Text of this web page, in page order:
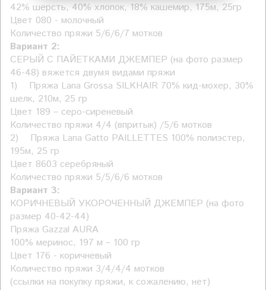
42% шерсть, 40% хлопок, 18% кашемир, 175м, 25гр
Цвет 080 - молочный
Количество пряжи 5/6/6/7 мотков
Вариант 2:
СЕРЫЙ С ПАЙЕТКАМИ ДЖЕМПЕР (на фото размер
46-48) вяжется двумя видами пряжи
1) Пряжа Lana Grossa SILKHAIR 70% кид-мохер, 30%
шелк, 210м, 25 гр
Цвет 189 – серо-сиреневый
Количество пряжи 4/4 (впритык) /5/6 мотков
2) Пряжа Lana Gatto PAILLETTES 100% полиэстер,
195м, 25 гр
Цвет 8603 серебряный
Количество пряжи 5/5/6/6 мотков
Вариант 3:
КОРИЧНЕВЫЙ УКОРОЧЕННЫЙ ДЖЕМПЕР (на фото
размер 40-42-44)
Пряжа Gazzal AURA
100% меринос, 197 м – 100 гр
Цвет 176 - коричневый
Количество пряжи 3/4/4/4 мотков
(ссылки на покупку пряжи, к сожалению, нет)